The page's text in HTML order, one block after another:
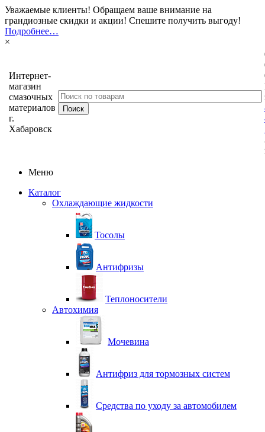
Уважаемые клиенты! Обращаем ваше внимание на
грандиозные скидки и акции! Спешите получить выгоду!
Подробнее…
×
Интернет-
магазин
смазочных
материалов
г.
Хабаровск
Меню
Каталог
Охлаждающие жидкости
Тосолы
Антифризы
Теплоносители
Автохимия
Мочевина
Антифриз для тормозных систем
Средства по уходу за автомобилем